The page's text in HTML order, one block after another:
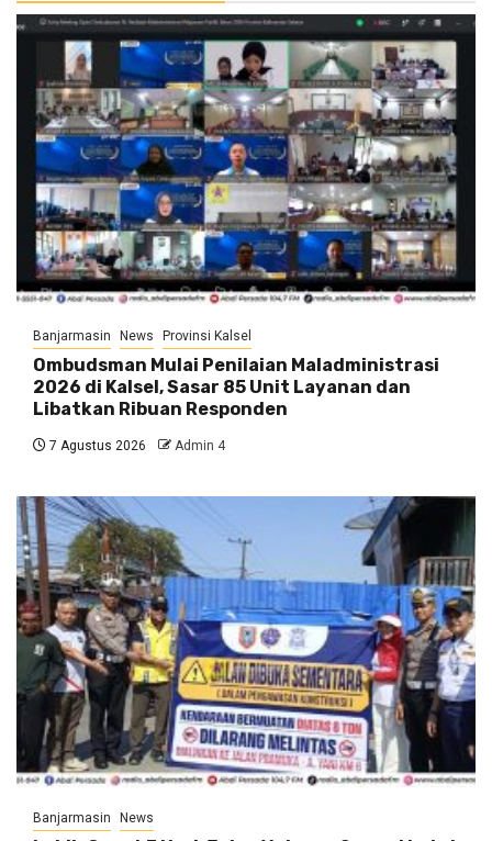
Banjarmasin News Provinsi Kalsel
Ombudsman Mulai Penilaian Maladministrasi
2026 di Kalsel, Sasar 85 Unit Layanan dan
Libatkan Ribuan Responden
7 Agustus 2026 Admin 4
Banjarmasin News